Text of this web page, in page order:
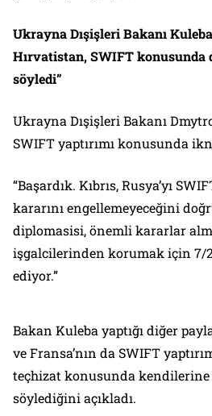
Ukrayna Dışişleri Bakanı
Hırvatistan, SWIFT konusunda
söyledi”
Ukrayna Dışişleri Bakanı Dmytro
SWIFT yaptırımı konusunda
“Başardık. Kıbrıs, Rusya’yı
kararını engellemeyeceğini
diplomasisi, önemli kararlar
işgalcilerinden korumak için 7/
ediyor.”
Bakan Kuleba yaptığı diğer
ve Fransa’nın da SWIFT
teçhizat konusunda
söylediğini açıkladı.